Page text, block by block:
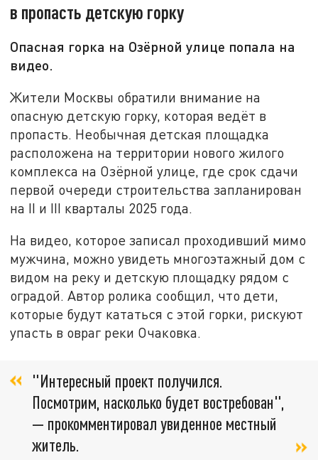
в пропасть детскую горку
Опасная горка на Озёрной улице попала на
видео.
Жители Москвы обратили внимание на
опасную детскую горку, которая ведёт в
пропасть. Необычная детская площадка
расположена на территории нового жилого
комплекса на Озёрной улице, где срок сдачи
первой очереди строительства запланирован
на II и III кварталы 2025 года.
На видео, которое записал проходивший мимо
мужчина, можно увидеть многоэтажный дом с
видом на реку и детскую площадку рядом с
оградой. Автор ролика сообщил, что дети,
которые будут кататься с этой горки, рискуют
упасть в овраг реки Очаковка.
"Интересный проект получился.
Посмотрим, насколько будет востребован",
— прокомментировал увиденное местный
житель.